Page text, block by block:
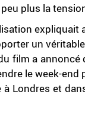
plus la
expliquait
un
film a
le week-end
à Londres et